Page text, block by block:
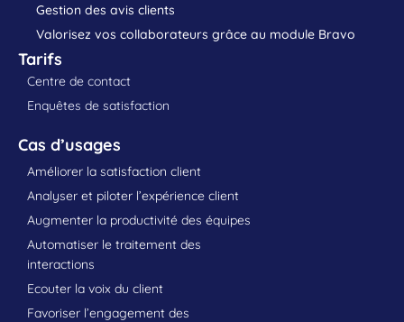
Gestion des avis clients
Valorisez vos collaborateurs grâce au module Bravo
Tarifs
Centre de contact
Enquêtes de satisfaction
Cas d’usages
Améliorer la satisfaction client
Analyser et piloter l’expérience client
Augmenter la productivité des équipes
Automatiser le traitement des
interactions
Ecouter la voix du client
Favoriser l’engagement des